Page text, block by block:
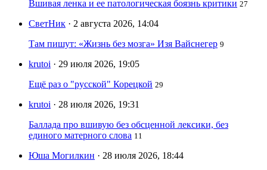
Вшивая ленка и ее патологическая боязнь критики 27
СветНик · 2 августа 2026, 14:04
Там пишут: «Жизнь без мозга» Изя Вайснегер 9
krutoi · 29 июля 2026, 19:05
Ещё раз о "русской" Корецкой 29
krutoi · 28 июля 2026, 19:31
Баллада про вшивую без обсценной лексики, без
единого матерного слова 11
Юша Могилкин · 28 июля 2026, 18:44